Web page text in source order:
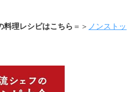
料理レシピはこちら ＝＞ ノンストッ